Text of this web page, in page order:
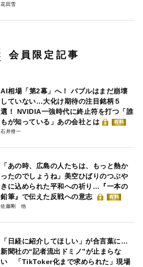
花田雪
会員限定記事
AI相場「第2幕」へ！ バブルはまだ崩壊
していない…大化け期待の注目銘柄５
選！ NVIDIA一強時代に終止符を打つ「誰
もが知っている」あの会社とは
有料
石井僚一
「あの時、広島の人たちは、もっと熱か
ったのでしょうね」美空ひばりのつぶや
きに込められた平和への祈り…『一本の
鉛筆』で伝えた反戦への意志
有料
佐藤剛
「日経に紹介してほしい」が合言葉に…
新聞社の“記者流出ドミノ”が止まらな
い 「TikToker化まで求められた」現場